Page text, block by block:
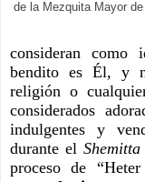
de la Mezquita Mayor
consideran como
bendito es Él, y
religión o
considerados
indulgentes y
durante el Shemitta
proceso de